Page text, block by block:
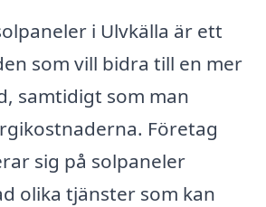
i Ulvkälla är ett
som vill bidra till en mer
samtidigt som man
Företag
sig på solpaneler
olika tjänster som kan